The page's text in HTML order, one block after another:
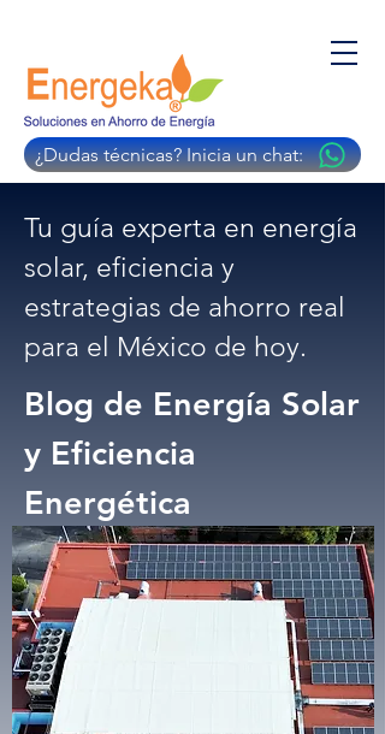
¿Dudas técnicas? Inicia un chat:
Tu guía experta en energía
solar, eficiencia y
estrategias de ahorro real
para el México de hoy.
Blog de Energía Solar
y Eficiencia
Energética